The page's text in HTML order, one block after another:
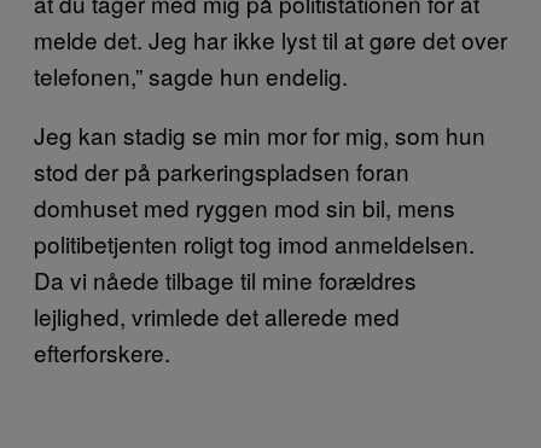
melde det. Jeg har ikke lyst til at gøre det over
telefonen,” sagde hun endelig.
Jeg kan stadig se min mor for mig, som hun
stod der på parkeringspladsen foran
domhuset med ryggen mod sin bil, mens
politibetjenten roligt tog imod anmeldelsen.
Da vi nåede tilbage til mine forældres
lejlighed, vrimlede det allerede med
efterforskere.